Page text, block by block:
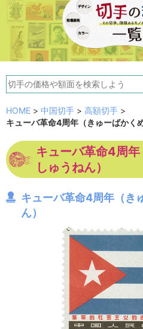
HOME > 中国切手 > 高額切手 >
キューバ革命4周年（きゅーばかく
キューバ革命4周
しゅうねん）
キューバ革命4周年（き
ん）